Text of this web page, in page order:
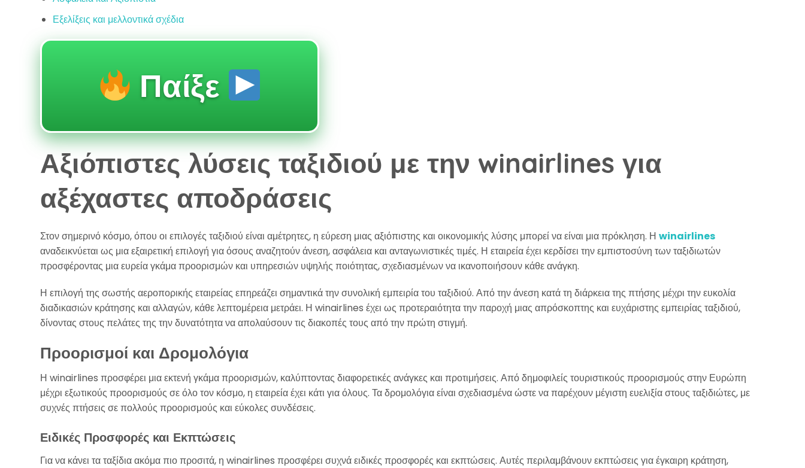
Εξελίξεις και μελλοντικά σχέδια
Παίξε
Αξιόπιστες λύσεις ταξιδιού με την winairlines για
αξέχαστες αποδράσεις
Στον σημερινό κόσμο, όπου οι επιλογές ταξιδιού είναι αμέτρητες, η εύρεση μιας αξιόπιστης και οικονομικής λύσης μπορεί να είναι μια πρόκληση. Η winairlines
αναδεικνύεται ως μια εξαιρετική επιλογή για όσους αναζητούν άνεση, ασφάλεια και ανταγωνιστικές τιμές. Η εταιρεία έχει κερδίσει την εμπιστοσύνη των ταξιδιωτών
προσφέροντας μια ευρεία γκάμα προορισμών και υπηρεσιών υψηλής ποιότητας, σχεδιασμένων να ικανοποιήσουν κάθε ανάγκη.
Η επιλογή της σωστής αεροπορικής εταιρείας επηρεάζει σημαντικά την συνολική εμπειρία του ταξιδιού. Από την άνεση κατά τη διάρκεια της πτήσης μέχρι την ευκολία
διαδικασιών κράτησης και αλλαγών, κάθε λεπτομέρεια μετράει. Η winairlines έχει ως προτεραιότητα την παροχή μιας απρόσκοπτης και ευχάριστης εμπειρίας ταξιδιού,
δίνοντας στους πελάτες της την δυνατότητα να απολαύσουν τις διακοπές τους από την πρώτη στιγμή.
Προορισμοί και Δρομολόγια
Η winairlines προσφέρει μια εκτενή γκάμα προορισμών, καλύπτοντας διαφορετικές ανάγκες και προτιμήσεις. Από δημοφιλείς τουριστικούς προορισμούς στην Ευρώπη
μέχρι εξωτικούς προορισμούς σε όλο τον κόσμο, η εταιρεία έχει κάτι για όλους. Τα δρομολόγια είναι σχεδιασμένα ώστε να παρέχουν μέγιστη ευελιξία στους ταξιδιώτες, με
συχνές πτήσεις σε πολλούς προορισμούς και εύκολες συνδέσεις.
Ειδικές Προσφορές και Εκπτώσεις
Για να κάνει τα ταξίδια ακόμα πιο προσιτά, η winairlines προσφέρει συχνά ειδικές προσφορές και εκπτώσεις. Αυτές περιλαμβάνουν εκπτώσεις για έγκαιρη κράτηση,